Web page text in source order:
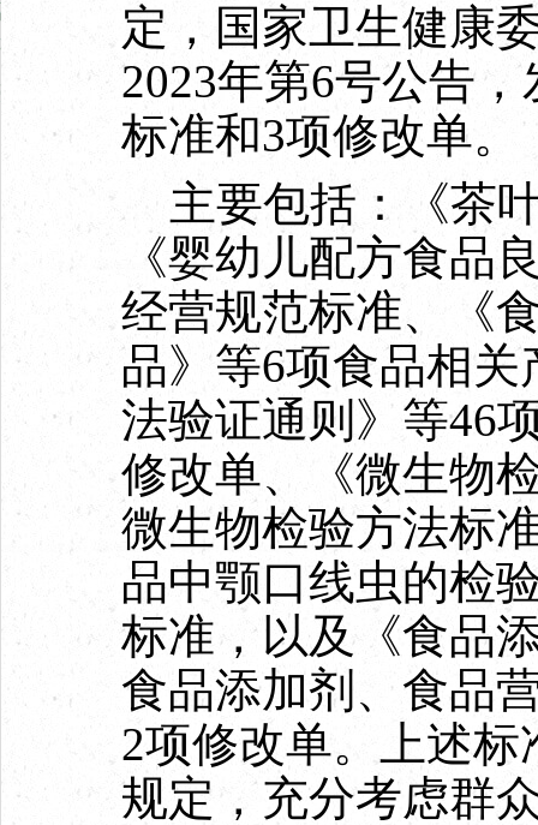
定，国家卫生健康
2023年第6号公告
标准和3项修改单。
主要包括：《茶叶
《婴幼儿配方食品
经营规范标准、《
品》等6项食品相
法验证通则》等46
修改单、《微生物
微生物检验方法标
品中颚口线虫的检
标准，以及《食品
食品添加剂、食品
2项修改单。上述
规定，充分考虑群